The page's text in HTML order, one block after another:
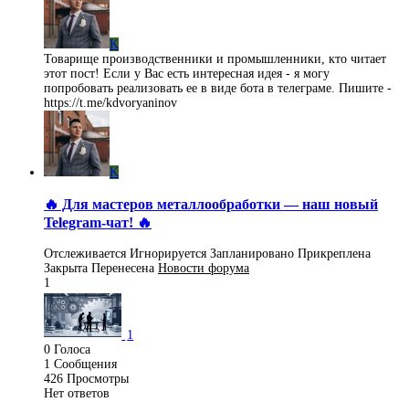
K
Товарище производственники и промышленники, кто читает
этот пост! Если у Вас есть интересная идея - я могу
попробовать реализовать ее в виде бота в телеграме. Пишите -
https://t.me/kdvoryaninov
K
🔥 Для мастеров металлообработки — наш новый
Telegram-чат! 🔥
Отслеживается Игнорируется Запланировано Прикреплена
Закрыта Перенесена Новости форума
1
1
0 Голоса
1 Сообщения
426 Просмотры
Нет ответов